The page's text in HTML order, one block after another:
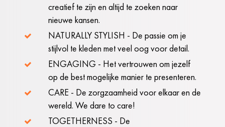
creatief te zijn en altijd te zoeken naar
nieuwe kansen.
NATURALLY STYLISH - De passie om je
stijlvol te kleden met veel oog voor detail.
ENGAGING - Het vertrouwen om jezelf
op de best mogelijke manier te presenteren.
CARE - De zorgzaamheid voor elkaar en de
wereld. We dare to care!
TOGETHERNESS - De